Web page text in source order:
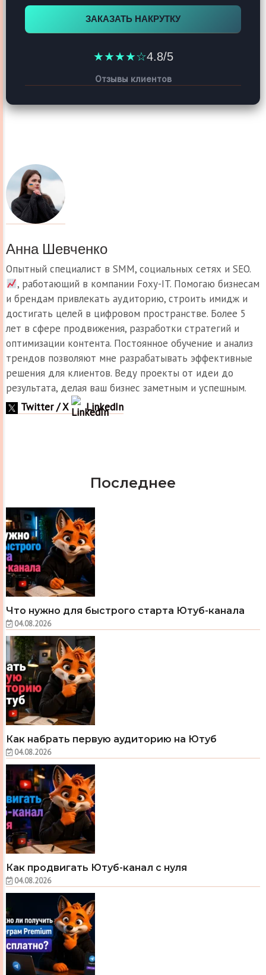
ЗАКАЗАТЬ НАКРУТКУ
★★★★☆4.8/5
Отзывы клиентов
Анна Шевченко
Опытный специалист в SMM, социальных сетях и SEO.
, работающий в компании Foxy-IT. Помогаю бизнесам
и брендам привлекать аудиторию, строить имидж и
достигать целей в цифровом пространстве. Более 5
лет в сфере продвижения, разработки стратегий и
оптимизации контента. Постоянное обучение и анализ
трендов позволяют мне разрабатывать эффективные
решения для клиентов. Веду проекты от идеи до
результата, делая ваш бизнес заметным и успешным.
Twitter / X
LinkedIn
Последнее
Что нужно для быстрого старта Ютуб-канала
04.08.2026
Как набрать первую аудиторию на Ютуб
04.08.2026
Как продвигать Ютуб-канал с нуля
04.08.2026